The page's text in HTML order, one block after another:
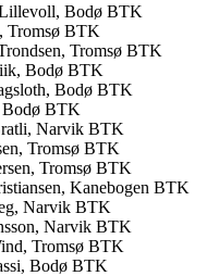
Bodø BTK
Tromsø BTK
Tromsø BTK
Bodø BTK
Bodø BTK
BTK
Narvik BTK
Tromsø BTK
Tromsø BTK
Kanebogen BTK
Narvik BTK
Narvik BTK
Tromsø BTK
Bodø BTK